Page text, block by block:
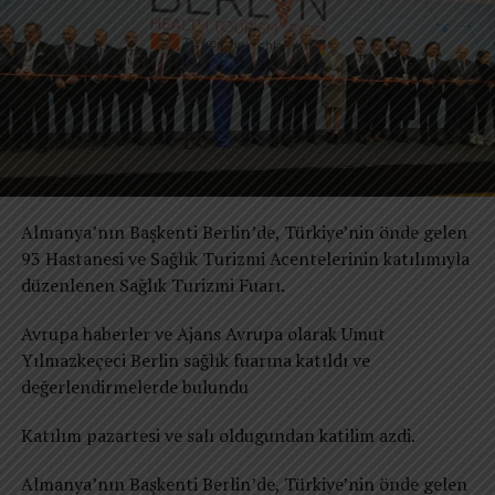
“Anuga 2025, küresel gıda
sektöründe güvenin
yeniden inşa edildiği bir
dönüm noktasıdır.”
Avrupa’da Türk Markalarına Artan İlgi
Anuga, Avrupa’daki Türk girişimciler için büyük bir vitrin
işlevi gördü.
Almanya, Hollanda, Belçika ve Fransa’dan gelen
kurdu.
Fuarda imzalanan birçok ticari anlaşma, Türkiye’nin
Avrupa pazarındaki etkisini güçlendirdi.
“Türk markaları artık
hatırlatıyor.
Umut Yılmazkeçeci kimdir?
REKLAM
basın kartı sahibi, uluslararası araştırmacı gazeteci ve
Almanya’nın Başkenti Berlin’de, Türkiye’nin önde gelen
93 Hastanesi ve Sağlık Turizmi Acentelerinin katılımıyla
düzenlenen Sağlık Turizmi Fuarı.
Avrupa haberler ve Ajans Avrupa olarak Umut
Yılmazkeçeci Berlin sağlık fuarına katıldı ve
değerlendirmelerde bulundu
Katılım pazartesi ve salı oldugundan katilim azdi.
Almanya’nın Başkenti Berlin’de, Türkiye’nin önde gelen